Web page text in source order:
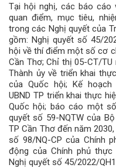
Tại hội nghị, các báo cáo
quan điểm, mục tiêu,
trong các Nghị quyết của
gồm: Nghị quyết số 45/
hội về thí điểm một số cơ
Cần Thơ; Chỉ thị 05-CT/
Thành ủy về triển khai
của Quốc hội; Kế hoạch
UBND TP triển khai thực
Quốc hội; báo cáo một
quyết số 59-NQTW của
TP Cần Thơ đến năm
số 98/NQ-CP của Chính
động của Chính phủ
Nghị quyết số 45/2022/